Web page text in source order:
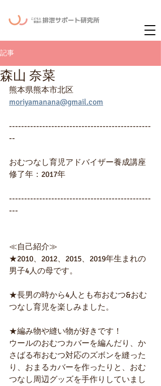
記事
森山 奈菜
熊本県熊本市北区
moriyamanana@gmail.com
-----------------------------------------------
--
おむつなし育児アドバイザー養成講座
修了年：2017年
-----------------------------------------------
---
≪自己紹介≫
★2010、2012、2015、2019年生まれの
男子4人の母です。
★長男の時から4人とも布おむつ&おむ
つなし育児を楽しみました。
★編み物や縫い物が好きです！
ウールのおむつカバーを編んだり、か
さばる布おむつ対応のズボンを縫った
り、おまるカバーを作ったりと、おむ
つなし周辺グッズを手作りしていまし